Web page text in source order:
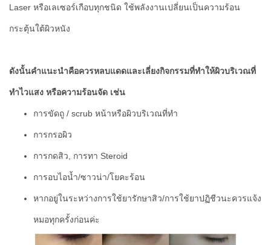
Laser หรือเลเซอร์เกือบทุกชนิด ใช้พลังงานเปลี่ยนเป็นความร้อน
กระตุ้นใต้ผิวหนัง
ดังนั้นคำแนะนำคือควรหลบแดดและเลี่ยงกิจกรรมที่ทำให้ผิวบริเวณที่
ทำไวแสง หรือความร้อนจัด เช่น
การขัดถู / scrub หน้าหรือผิวบริเวณที่ทำ
การกรอผิว
การกดสิว, การทา Steroid
การอบไอน้ำ/ซาวน่า/โยคะร้อน
หากอยู่ในระหว่างการใช้ยารักษาสิว/การใช้ยาปฏิชีวนะควรแจ้ง
หมอทุกครั้งก่อนค่ะ